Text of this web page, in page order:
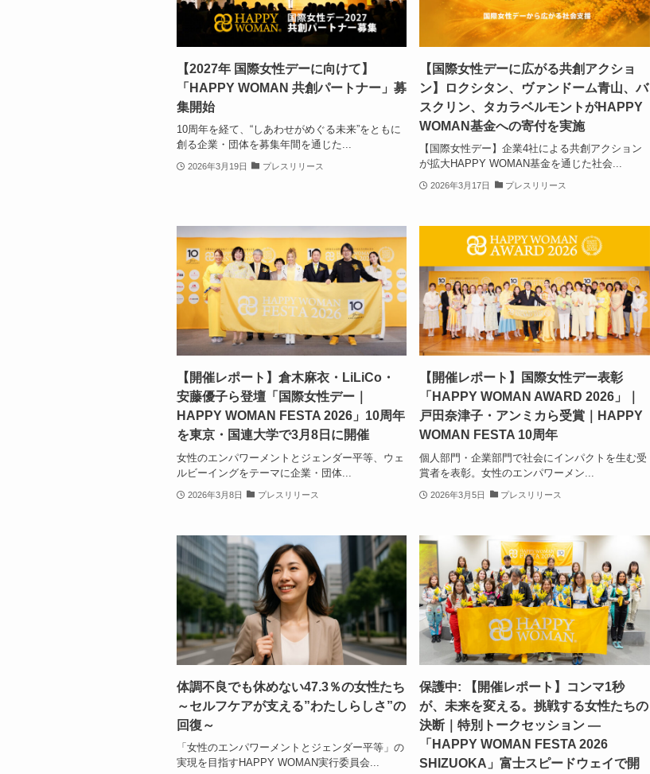
【2027年 国際女性デーに向けて】
「HAPPY WOMAN 共創パートナー」募
集開始
10周年を経て、“しあわせがめぐる未来”をともに
創る企業・団体を募集年間を通じた...
2026年3月19日 プレスリリース
【国際女性デーに広がる共創アクショ
ン】ロクシタン、ヴァンドーム青山、バ
スクリン、タカラベルモントがHAPPY
WOMAN基金への寄付を実施
【国際女性デー】企業4社による共創アクション
が拡大HAPPY WOMAN基金を通じた社会...
2026年3月17日 プレスリリース
【開催レポート】倉木麻衣・LiLiCo・
安藤優子ら登壇「国際女性デー｜
HAPPY WOMAN FESTA 2026」10周年
を東京・国連大学で3月8日に開催
女性のエンパワーメントとジェンダー平等、ウェ
ルビーイングをテーマに企業・団体...
2026年3月8日 プレスリリース
【開催レポート】国際女性デー表彰
「HAPPY WOMAN AWARD 2026」｜
戸田奈津子・アンミカら受賞｜HAPPY
WOMAN FESTA 10周年
個人部門・企業部門で社会にインパクトを生む受
賞者を表彰。女性のエンパワーメン...
2026年3月5日 プレスリリース
体調不良でも休めない47.3％の女性たち
～セルフケアが支える”わたしらしさ”の
回復～
「女性のエンパワーメントとジェンダー平等」の
実現を目指すHAPPY WOMAN実行委員会...
保護中: 【開催レポート】コンマ1秒
が、未来を変える。挑戦する女性たちの
決断｜特別トークセッション —
「HAPPY WOMAN FESTA 2026
SHIZUOKA」富士スピードウェイで開